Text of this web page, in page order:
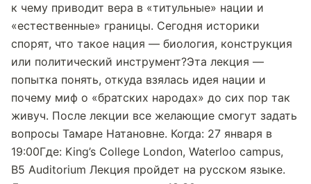
к чему приводит вера в «титульные» нации и
«естественные» границы. Сегодня историки
спорят, что такое нация — биология, конструкция
или политический инструмент?Эта лекция —
попытка понять, откуда взялась идея нации и
почему миф о «братских народах» до сих пор так
живуч. После лекции все желающие смогут задать
вопросы Тамаре Натановне. Когда: 27 января в
19:00Где: King’s College London, Waterloo campus,
B5 Auditorium Лекция пройдет на русском языке.